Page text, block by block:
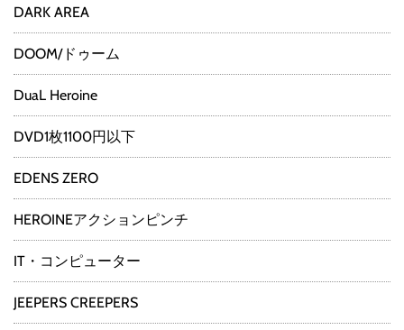
DARK AREA
DOOM/ドゥーム
DuaL Heroine
DVD1枚1100円以下
EDENS ZERO
HEROINEアクションピンチ
IT・コンピューター
JEEPERS CREEPERS